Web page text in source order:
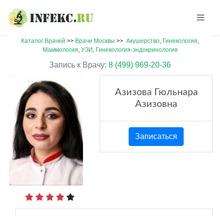
Каталог Врачей >> Врачи Москвы >> Акушерство, Гинекология,
Маммология, УЗИ , Гинекология-эндокринология
Запись к Врачу: 8 (499) 969-20-36
Азизова Гюльнара
Азизовна
Записаться